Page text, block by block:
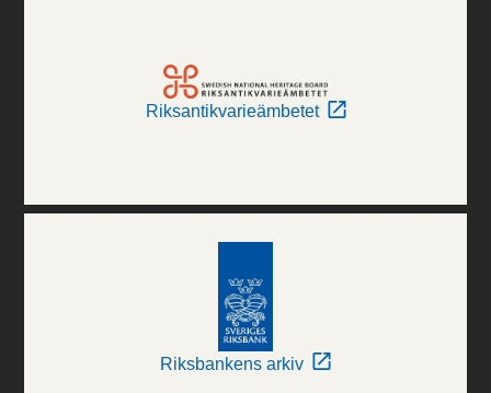
Riksantikvarieämbetet
Riksbankens arkiv